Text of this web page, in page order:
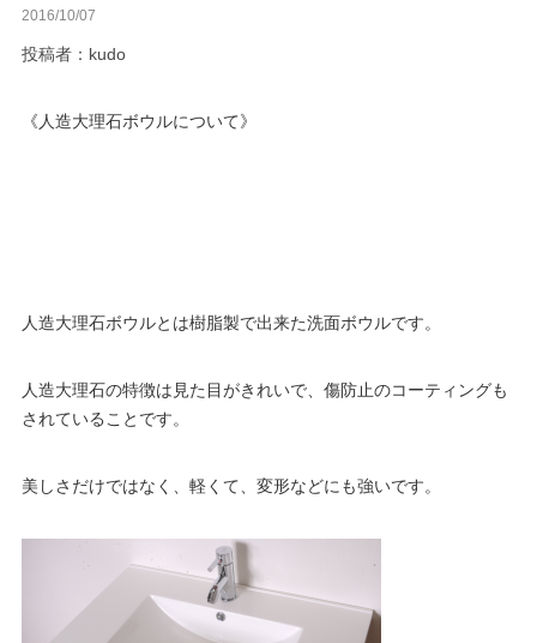
2016/10/07
投稿者：kudo
《人造大理石ボウルについて》
人造大理石ボウルとは樹脂製で出来た洗面ボウルです。
人造大理石の特徴は見た目がきれいで、傷防止のコーティングも
されていることです。
美しさだけではなく、軽くて、変形などにも強いです。